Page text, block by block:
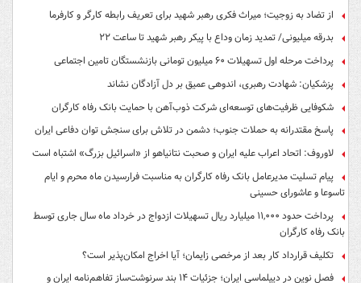
از تضاد به زوجیت؛ میراث فکری رهبر شهید برای تعریف رابطه کارگر و کارفرما
بدرقه میلیونی/ تمدید زمان وداع با پیکر رهبر شهید تا ساعت ۲۲
پرداخت مرحله اول تسهیلات ۶۰ میلیون تومانی بازنشستگان تامین اجتماعی
پزشکیان: شهادت رهبری، اندوهی عمیق بر دل آزادگان نشاند
شکوفایی ظرفیت‌های توسعه‌ای شرکت ذوب‌آهن با حمایت‌ بانک رفاه کارگران
پاسخ مقتدرانه به حملات جنوب؛ دشمن در تلاش برای سنجش توان دفاعی ایران
لاوروف: اتحاد اعراب علیه ایران و صحبت نتانیاهو از «اسرائیل بزرگ» اشتباه است
پیام تسلیت مدیرعامل بانک رفاه کارگران به مناسبت فرارسیدن ماه محرم و ایام
تاسوعا و عاشورای حسینی
پرداخت حدود ۱۱,۰۰۰ میلیارد ریال تسهیلات ازدواج در خرداد ماه سال جاری توسط
بانک رفاه کارگران
تکلیف قرارداد کار بعد از مرخصی زایمان؛ آیا اخراج امکان‌پذیر است؟
فصل نوین در دیپلماسی ایران؛ جزئیات ۱۴ بند سرنوشت‌ساز تفاهم‌نامه ایران و